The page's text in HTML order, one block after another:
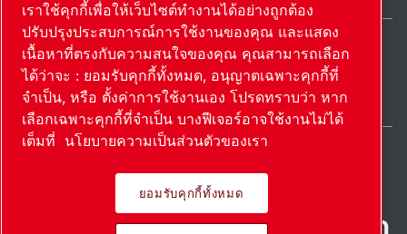
แผนผังเว็บไซต์ตั้งค่าการใช้งานเอง © 2026 ลิขสิทธิ์
Thailand / TH
เราใช้คุกกี้เพื่อให้เว็บไซต์ทำงานได้อย่างถูกต้อง
ปรับปรุงประสบการณ์การใช้งานของคุณ และแสดง
เนื้อหาที่ตรงกับความสนใจของคุณ คุณสามารถเลือก
ได้ว่าจะ : ยอมรับคุกกี้ทั้งหมด, อนุญาตเฉพาะคุกกี้ที่
จำเป็น, หรือ ตั้งค่าการใช้งานเอง โปรดทราบว่า หาก
เลือกเฉพาะคุกกี้ที่จำเป็น บางฟีเจอร์อาจใช้งานไม่ได้
เต็มที่ นโยบายความเป็นส่วนตัวของเรา
ยอมรับคุกกี้ทั้งหมด